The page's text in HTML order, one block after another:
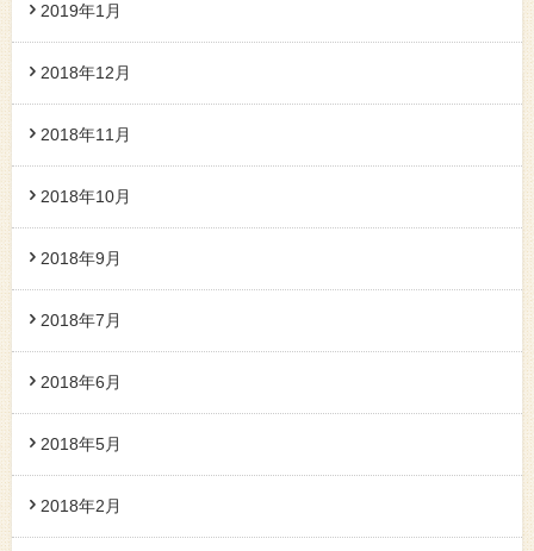
2019年1月
2018年12月
2018年11月
2018年10月
2018年9月
2018年7月
2018年6月
2018年5月
2018年2月